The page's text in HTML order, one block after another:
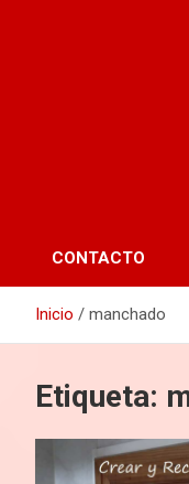
CONTACTO
Inicio manchado
Etiqueta: